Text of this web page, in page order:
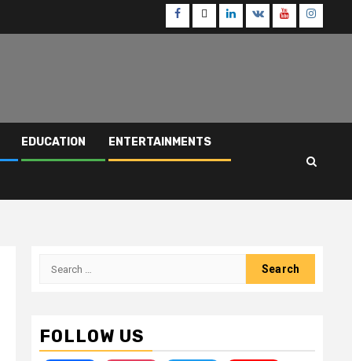
Facebook
TwitterLinkedin
VK Youtube
EDUCATION ENTERTAINMENTS
Search
FOLLOW US